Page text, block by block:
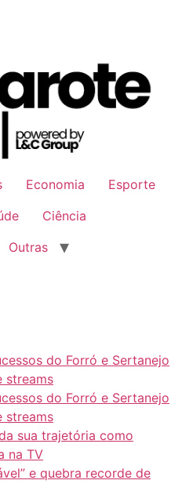
Economia
Esporte
Ciência
Outras
do Forró e Sertanejo
streams
do Forró e Sertanejo
streams
sua trajetória como
na TV
e quebra recorde de